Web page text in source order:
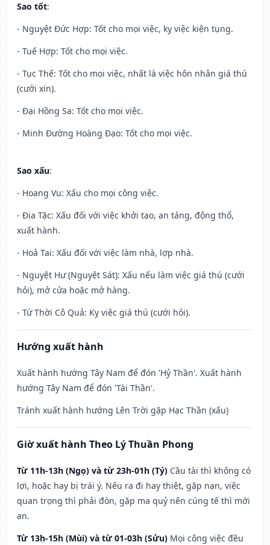
Sao tốt:
- Nguyệt Đức Hợp: Tốt cho mọi việc, kỵ việc kiện tụng.
- Tuế Hợp: Tốt cho mọi việc.
- Tục Thế: Tốt cho mọi việc, nhất là việc hôn nhân giá thú
(cưới xin).
- Đại Hồng Sa: Tốt cho mọi việc.
- Minh Đường Hoàng Đạo: Tốt cho mọi việc.
Sao xấu:
- Hoang Vu: Xấu cho mọi công việc.
- Địa Tặc: Xấu đối với việc khởi tạo, an táng, động thổ,
xuất hành.
- Hoả Tai: Xấu đối với việc làm nhà, lợp nhà.
- Nguyệt Hư (Nguyệt Sát): Xấu nếu làm việc giá thú (cưới
hỏi), mở cửa hoặc mở hàng.
- Tứ Thời Cô Quả: Kỵ việc giá thú (cưới hỏi).
Hướng xuất hành
Xuất hành hướng Tây Nam để đón 'Hỷ Thần'. Xuất hành
hướng Tây Nam để đón 'Tài Thần'.
Tránh xuất hành hướng Lên Trời gặp Hạc Thần (xấu)
Giờ xuất hành Theo Lý Thuần Phong
Từ 11h-13h (Ngọ) và từ 23h-01h (Tý) Cầu tài thì không có
lợi, hoặc hay bị trái ý. Nếu ra đi hay thiệt, gặp nạn, việc
quan trọng thì phải đòn, gặp ma quỷ nên cúng tế thì mới
an.
Từ 13h-15h (Mùi) và từ 01-03h (Sửu) Mọi công việc đều